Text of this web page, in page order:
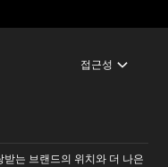
접근성
는 브랜드의 위치와 더 나은